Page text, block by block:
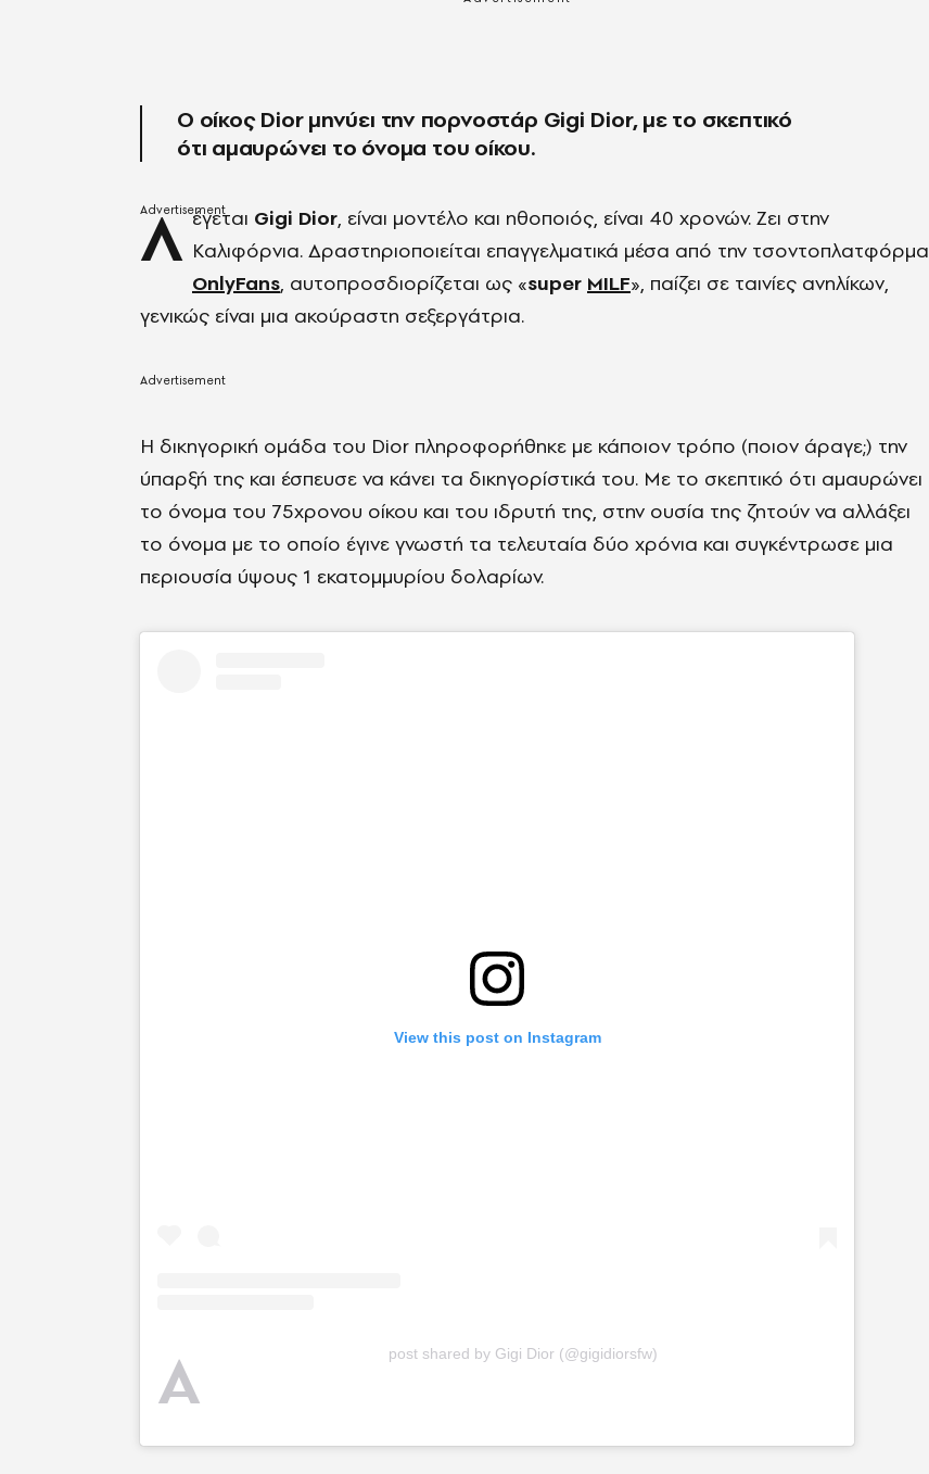
Ο οίκος Dior μηνύει την πορνοστάρ Gigi Dior, με το σκεπτικό
ότι αμαυρώνει το όνομα του οίκου.
Λ έγεται Gigi Dior, είναι μοντέλο και ηθοποιός, είναι 40 χρονών. Ζει στην
Καλιφόρνια. Δραστηριοποιείται επαγγελματικά μέσα από την τσοντοπλατφόρμα
OnlyFans, αυτοπροσδιορίζεται ως «super MILF», παίζει σε ταινίες ανηλίκων,
γενικώς είναι μια ακούραστη σεξεργάτρια.
Η δικηγορική ομάδα του Dior πληροφορήθηκε με κάποιον τρόπο (ποιον άραγε;) την
ύπαρξή της και έσπευσε να κάνει τα δικηγορίστικά του. Με το σκεπτικό ότι αμαυρώνει
το όνομα του 75χρονου οίκου και του ιδρυτή της, στην ουσία της ζητούν να αλλάξει
το όνομα με το οποίο έγινε γνωστή τα τελευταία δύο χρόνια και συγκέντρωσε μια
περιουσία ύψους 1 εκατομμυρίου δολαρίων.
View this post on Instagram
A post shared by Gigi Dior (@gigidiorsfw)